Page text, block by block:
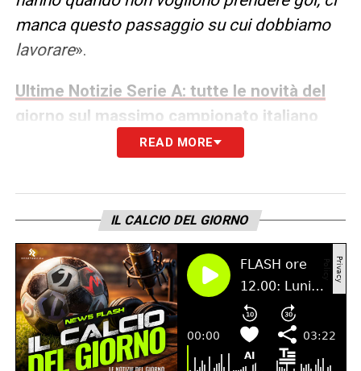
manca questo passaggio su cui dobbiamo
lavorare».
Ultime Notizie Serie A: tutte le novità del
giorno sul massimo campionato italiano
PROMO CHAMPIONS LEAGUE
OgniGOLin Champions League è un colpo
vincente. Fino a70€di bonus per te.
Ricevi 1€ per ogni gol segnato da tutte le
squadre fino a un massimo di 70€
READ MORE
IL CALCIO DEL GIORNO